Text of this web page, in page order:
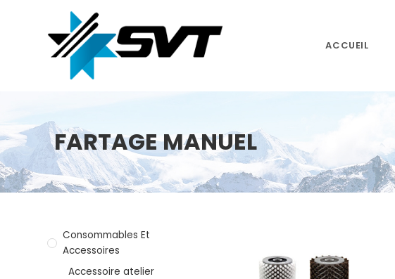
ACCUEIL
FARTAGE MANUEL
Consommables Et
Accessoires
Accessoire atelier